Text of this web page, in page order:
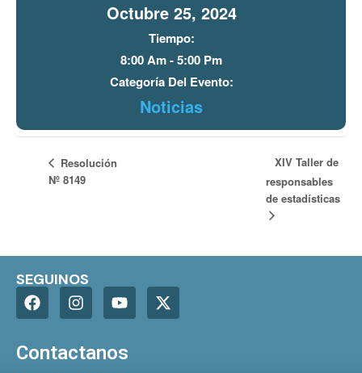
Octubre 25, 2024
Tiempo:
8:00 Am - 5:00 Pm
Categoría Del Evento:
Noticias
Resolución
Nº 8149
XIV Taller de
responsables
de estadísticas
SEGUINOS
Contactanos